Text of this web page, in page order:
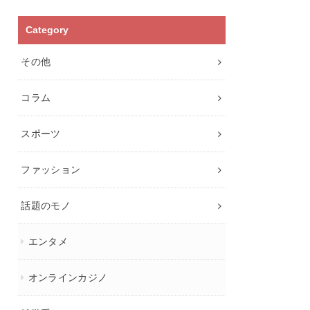
Category
その他
コラム
スポーツ
ファッション
話題のモノ
エンタメ
オンラインカジノ